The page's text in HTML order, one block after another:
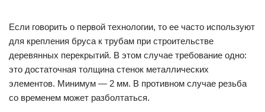
Если говорить о первой технологии, то ее часто используют
для крепления бруса к трубам при строительстве
деревянных перекрытий. В этом случае требование одно:
это достаточная толщина стенок металлических
элементов. Минимум — 2 мм. В противном случае резьба
со временем может разболтаться.